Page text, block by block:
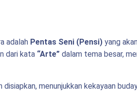
adalah Pentas Seni (Pensi) yang
dari kata “Arte” dalam tema besar,
menunjukkan kekayaan